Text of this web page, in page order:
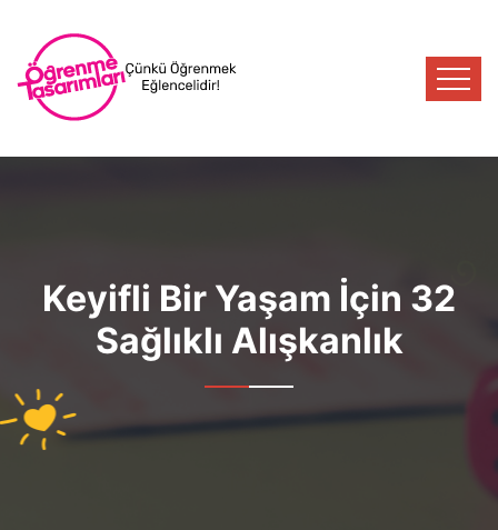
Keyifli Bir Yaşam İçin 32
Sağlıklı Alışkanlık